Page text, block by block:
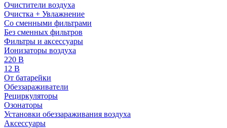
Очистители воздуха
Очистка + Увлажнение
Cо сменными фильтрами
Без сменных фильтров
Фильтры и аксессуары
Ионизаторы воздуха
220 В
12 В
От батарейки
Обеззараживатели
Рециркуляторы
Озонаторы
Установки обеззараживания воздуха
Аксессуары